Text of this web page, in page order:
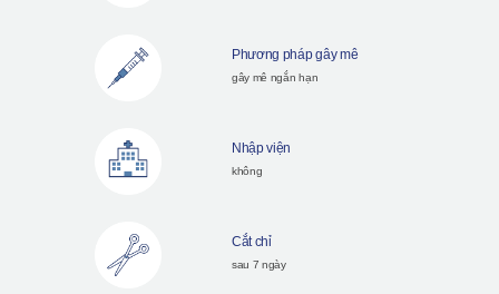
Phương pháp gây mê
gây mê ngắn hạn
Nhập viện
không
Cắt chỉ
sau 7 ngày